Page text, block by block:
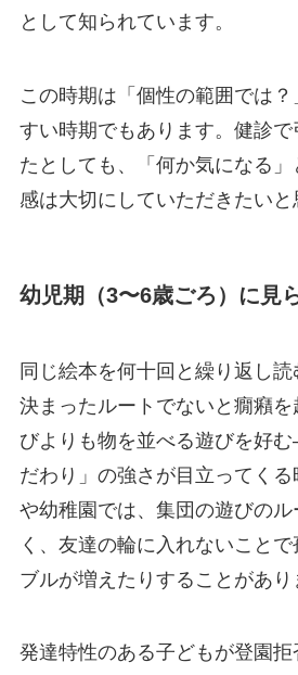
として知られています。
この時期は「個性の範囲では
すい時期でもあります。健診
たとしても、「何か気になる
感は大切にしていただきたいと
幼児期（3〜6歳ごろ）に見
同じ絵本を何十回と繰り返し読
決まったルートでないと癇癪
びよりも物を並べる遊びを好
だわり」の強さが目立ってく
や幼稚園では、集団の遊びのル
く、友達の輪に入れないこと
ブルが増えたりすることがあり
発達特性のある子どもが登園